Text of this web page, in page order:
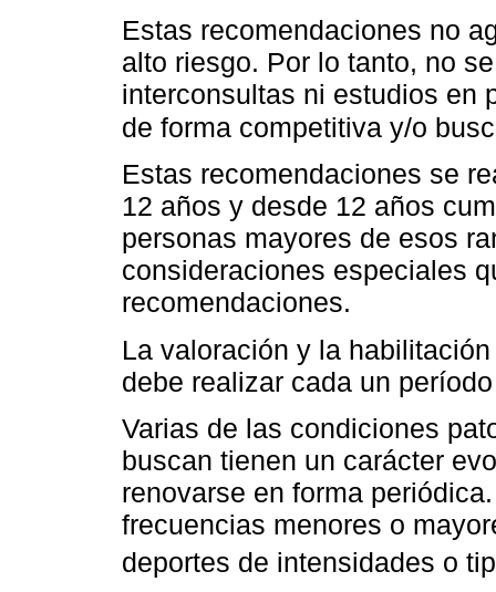
Estas recomendaciones no
alto riesgo. Por lo tanto, no
interconsultas ni estudios en
de forma competitiva y/o
Estas recomendaciones se
12 años y desde 12 años
personas mayores de esos
consideraciones especiales
recomendaciones.
La valoración y la
debe realizar cada un
Varias de las condiciones
buscan tienen un carácter
renovarse en forma
frecuencias menores o
deportes de intensidades o